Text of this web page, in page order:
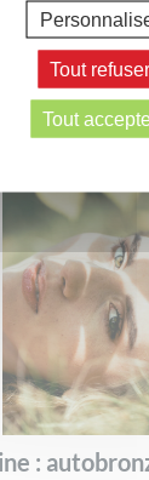
intéresser
:
Tout refuser
Tout